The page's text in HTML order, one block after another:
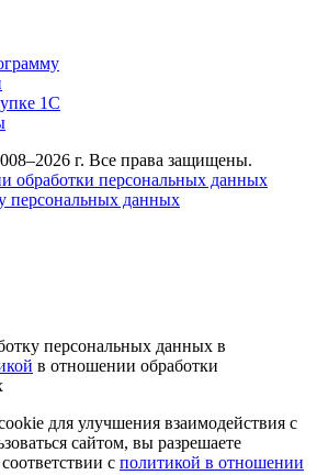
1С
г. Все права защищены.
обработки персональных данных
персональных данных
персональных данных в
в отношении обработки
для улучшения взаимодействия с
сайтом, вы разрешаете
с политикой в отношении